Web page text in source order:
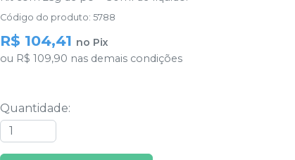
Código do produto:5788
R$ 104,41 no Pix
ou R$ 109,90 nas demais condições
Quantidade: